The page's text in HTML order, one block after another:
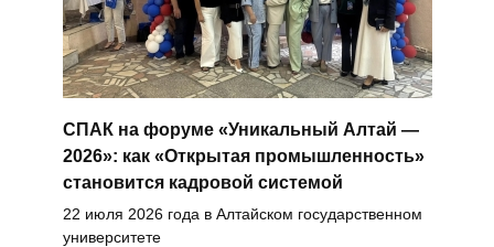
СПАК на форуме «Уникальный Алтай —
2026»: как «Открытая промышленность»
становится кадровой системой
22 июля 2026 года в Алтайском государственном
университете